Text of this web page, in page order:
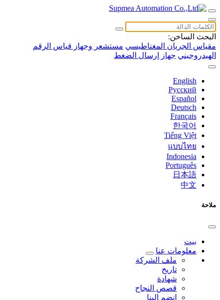
البحث الساخن:
مقياس الجريان المغناطيسي مستشعر وجهاز قياس الرقم
الهيدروجيني جهاز إرسال الضغط
English
Русский
Español
Deutsch
Français
한국어
Tiếng Việt
แบบไทย
Indonesia
Português
日本語
中文
ملاحة
بيت
معلومات عنا
ملف الشركة
تاريخ
شهادة
قصص النجاح
انضم إلينا